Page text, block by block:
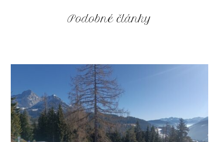
Podobné články